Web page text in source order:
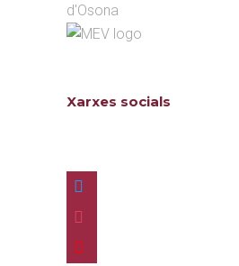
Xarxes socials
twitter
instagram
youtube